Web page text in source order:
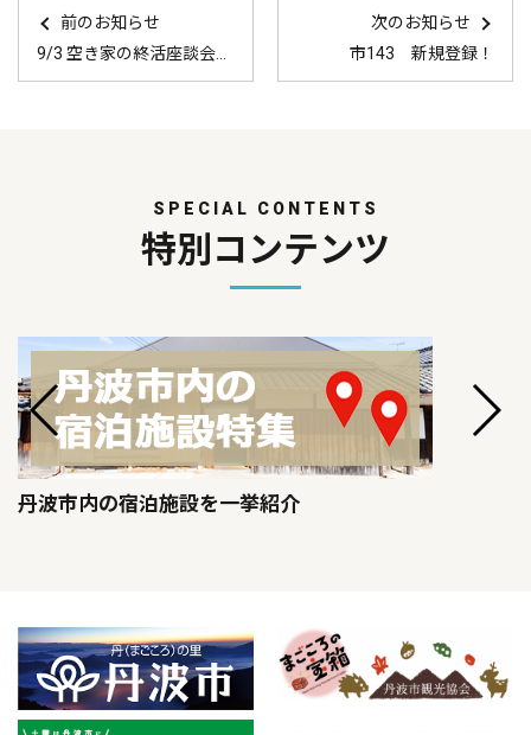
前のお知らせ
9/3 空き家の終活座談会、開催します
次のお知らせ
市143 新規登録！
SPECIAL CONTENTS
特別コンテンツ
丹波市内の宿泊施設を一挙紹介